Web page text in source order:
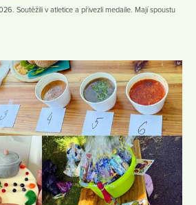
Soutěžili v atletice a přivezli medaile. Mají spoustu